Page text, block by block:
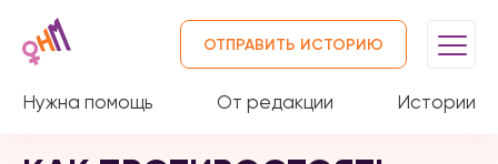
Нужна помощь От редакции Истории
ОТПРАВИТЬ ИСТОРИЮ